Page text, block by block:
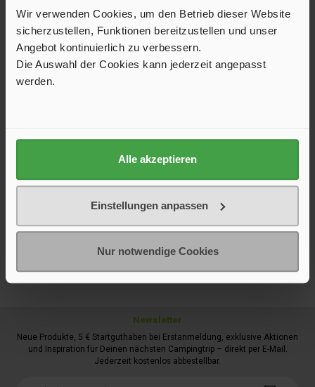
Wir verwenden Cookies, um den Betrieb dieser Website
sicherzustellen, Funktionen bereitzustellen und unser
Angebot kontinuierlich zu verbessern.
Die Auswahl der Cookies kann jederzeit angepasst
werden.
Alle akzeptieren
Einstellungen anpassen
Nur notwendige Cookies
Produktfragen und Antworten
Trusted Shops Bewertungen
Versand und Service
Unser Shop ist hervorragend bewertet
Kundinnen und Kunden bestätigen unseren schnellen Versand,
Produkte. Die Bewertungen sind echt und stammen von
verifizierten Käufern – für maximale Transparenz und
Newsletter
Neue Produkte, 5 € Startguthaben bei Erstanmeldung, exklusive Aktionen
und Inspiration für Deinen nächsten Campingtrip – direkt per E-Mail.
Jederzeit kostenlos abbestellbar.